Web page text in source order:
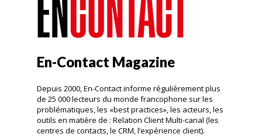
En-Contact Magazine
Depuis 2000, En-Contact informe régulièrement plus
de 25 000 lecteurs du monde francophone sur les
problématiques, les «best practices», les acteurs, les
outils en matière de : Relation Client Multi-canal (les
centres de contacts, le CRM, l’expérience client).